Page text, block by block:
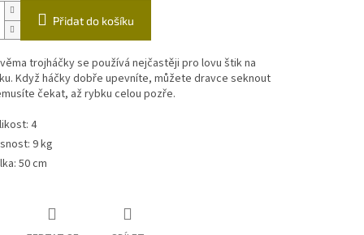
Přidat do košíku
trojháčky se používá nejčastěji pro lovu štik na
Když háčky dobře upevníte, můžete dravce seknout
čekat, až rybku celou pozře.
4
9 kg
50 cm